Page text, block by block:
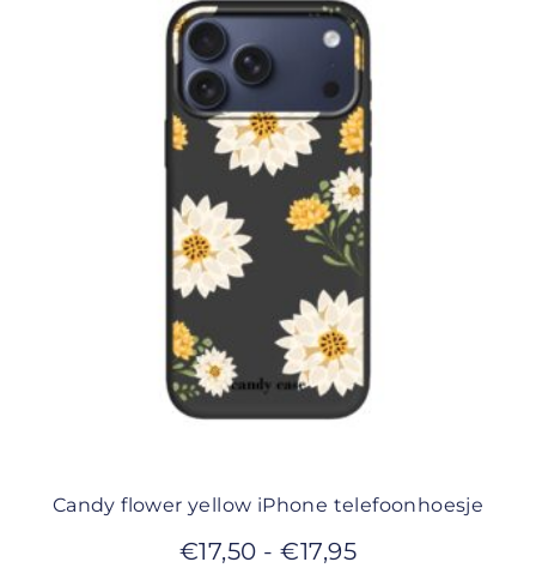
Candy flower yellow iPhone telefoonhoesje
€17,50 - €17,95